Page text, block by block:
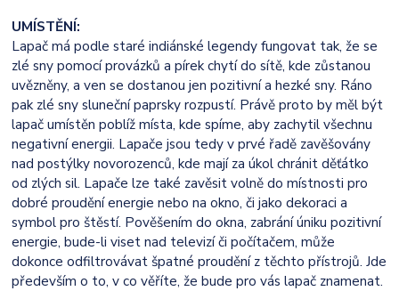
UMÍSTĚNÍ:
Lapač má podle staré indiánské legendy fungovat tak, že se
zlé sny pomocí provázků a pírek chytí do sítě, kde zůstanou
uvězněny, a ven se dostanou jen pozitivní a hezké sny. Ráno
pak zlé sny sluneční paprsky rozpustí. Právě proto by měl být
lapač umístěn poblíž místa, kde spíme, aby zachytil všechnu
negativní energii. Lapače jsou tedy v prvé řadě zavěšovány
nad postýlky novorozenců, kde mají za úkol chránit děťátko
od zlých sil. Lapače lze také zavěsit volně do místnosti pro
dobré proudění energie nebo na okno, či jako dekoraci a
symbol pro štěstí. Pověšením do okna, zabrání úniku pozitivní
energie, bude-li viset nad televizí či počítačem, může
dokonce odfiltrovávat špatné proudění z těchto přístrojů. Jde
především o to, v co věříte, že bude pro vás lapač znamenat.